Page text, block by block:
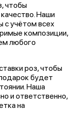
чтобы
Наши
с учётом всех
композиции,
любого
роз, чтобы
будет
Наша
и ответственно,
на